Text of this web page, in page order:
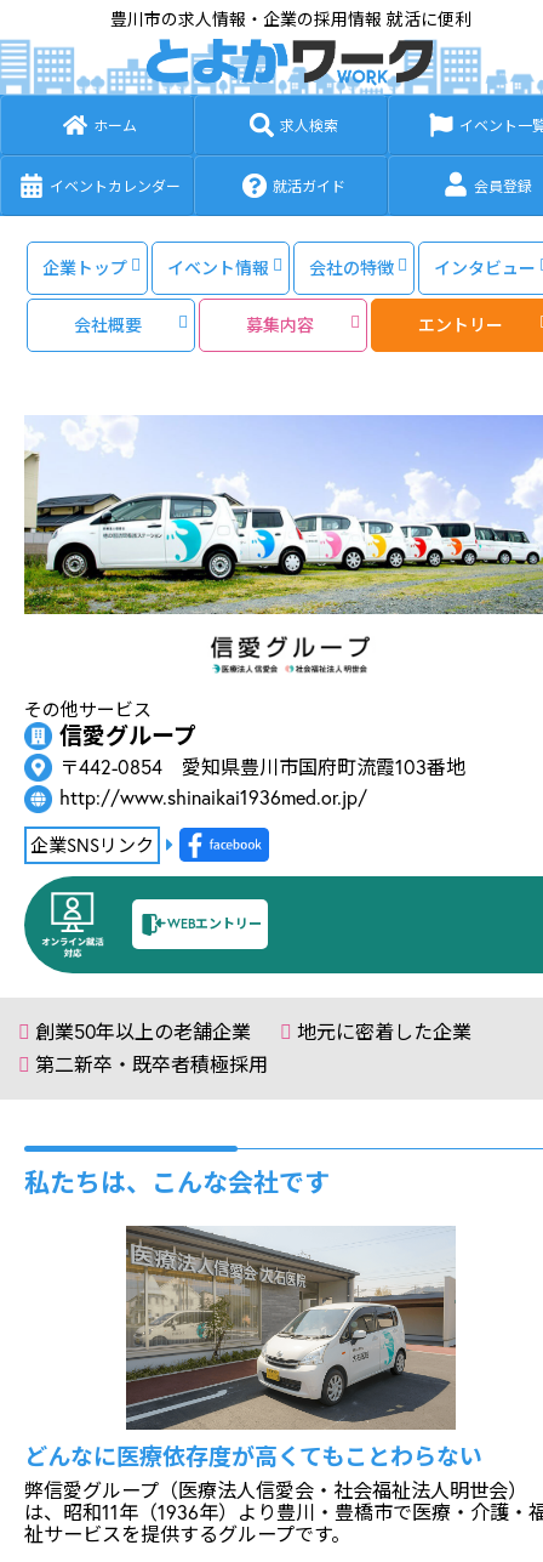
豊川市の求人情報・企業の採用情報 就活に便利
ホーム 求人検索 イベント一
イベントカレンダー 就活ガイド 会員登録
企業トップ イベント情報 会社の特徴 インタビュー
会社概要 募集内容 エントリー
その他サービス
信愛グループ
〒442-0854 愛知県豊川市国府町流霞103番地
http://www.shinaikai1936med.or.jp/
企業SNSリンク
WEBエントリー
創業50年以上の老舗企業
地元に密着した企業
第二新卒・既卒者積極採用
私たちは、こんな会社です
どんなに医療依存度が高くてもことわらない
弊信愛グループ（医療法人信愛会・社会福祉法人明世会）
は、昭和11年（1936年）より豊川・豊橋市で医療・介護・
祉サービスを提供するグループです。